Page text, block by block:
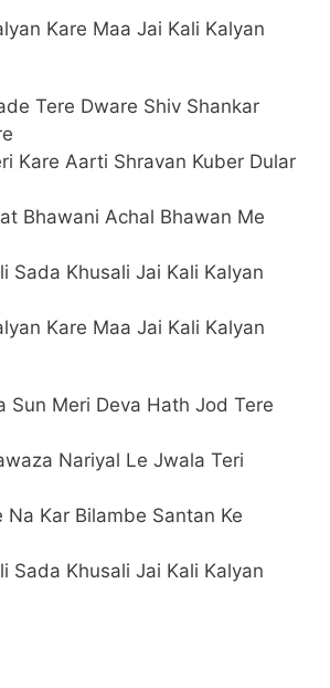
Kare Maa Jai Kali Kalyan
Tere Dware Shiv Shankar
Kare Aarti Shravan Kuber Dular
Bhawani Achal Bhawan Me
Sada Khusali Jai Kali Kalyan
Kare Maa Jai Kali Kalyan
Sun Meri Deva Hath Jod Tere
Nariyal Le Jwala Teri
Na Kar Bilambe Santan Ke
Sada Khusali Jai Kali Kalyan